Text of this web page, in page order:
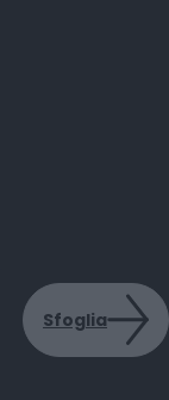
Sfoglia